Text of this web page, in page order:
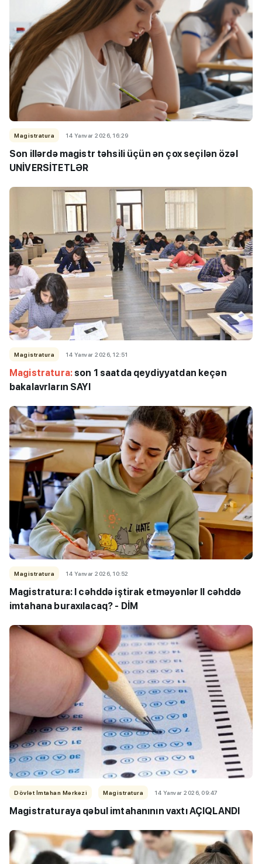
Magistratura 14 Yanvar 2026, 16:29
Son illərdə magistr təhsili üçün ən çox seçilən özəl
UNİVERSİTETLƏR
Magistratura 14 Yanvar 2026, 12:51
Magistratura:son 1 saatda qeydiyyatdan keçən
bakalavrların SAYI
Magistratura 14 Yanvar 2026, 10:52
Magistratura: I cəhddə iştirak etməyənlər II cəhddə
imtahana buraxılacaq? - DİM
Dövlət İmtahan Mərkəzi Magistratura 14 Yanvar 2026, 09:47
Magistraturaya qəbul imtahanının vaxtı AÇIQLANDI